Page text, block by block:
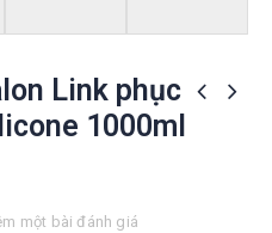
Link phục
1000ml
một bài đánh giá